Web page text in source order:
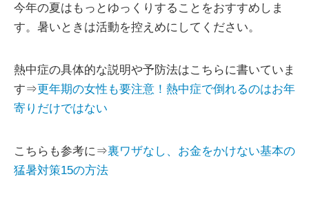
今年の夏はもっとゆっくりすることをおすすめしま
す。暑いときは活動を控えめにしてください。
熱中症の具体的な説明や予防法はこちらに書いていま
す⇒更年期の女性も要注意！熱中症で倒れるのはお年
寄りだけではない
こちらも参考に⇒裏ワザなし、お金をかけない基本の
猛暑対策15の方法